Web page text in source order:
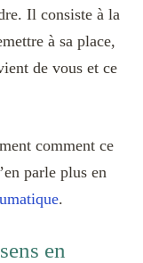
Il consiste à la
à sa place,
de vous et ce
comment ce
parle plus en
.
en